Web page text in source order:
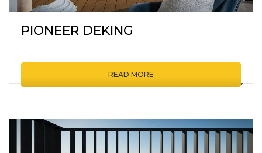
PIONEER DEKING
READ MORE